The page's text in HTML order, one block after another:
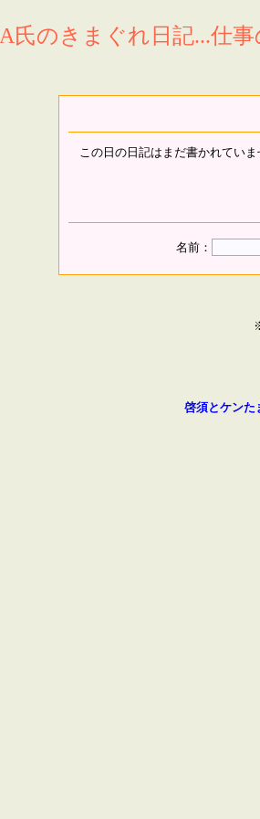
A氏のきまぐれ日記...仕
この日の日記はまだ書かれていま
名前：
啓須とケンた